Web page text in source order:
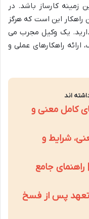
زمینه کارساز باشد. در
راهکار این است که هرگز
یک وکیل مجرب می
ارائه راهکارهای عملی و
اند
کامل معنی و
شرایط و
جامع
تعهد پس از فسخ